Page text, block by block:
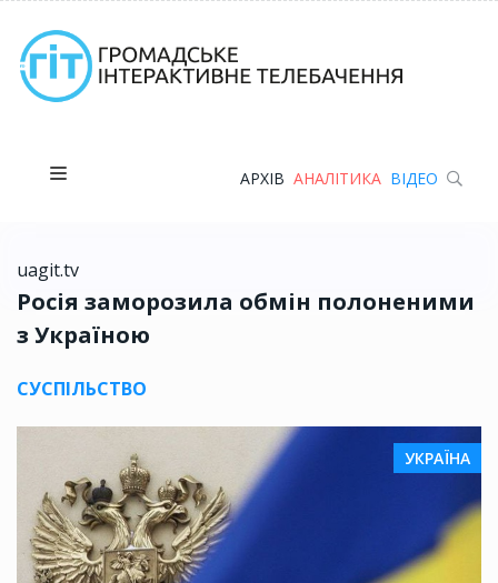
АРХІВ АНАЛІТИКА ВІДЕО
uagit.tv
Росія заморозила обмін полоненими
з Україною
СУСПІЛЬСТВО
УКРАЇНА